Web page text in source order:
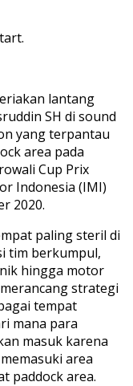
lantang
SH di sound
yang terpantau
area pada
Cup Prix
Indonesia (IMI)
2020.
paling steril di
tim berkumpul,
hingga motor
strategi
tempat
mana para
masuk karena
area
paddock area.